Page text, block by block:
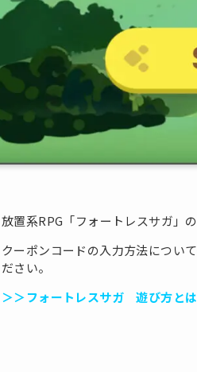
放置系RPG「フォートレスサガ」
クーポンコードの入力方法につい
ださい。
＞＞フォートレスサガ 遊び方と